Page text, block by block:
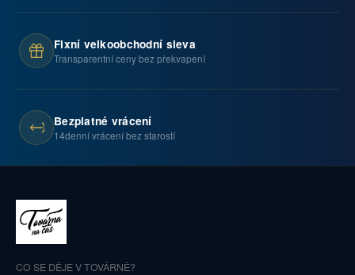
Fixní velkoobchodní sleva
Transparentní ceny bez překvapení
Bezplatné vrácení
14denní vrácení bez starostí
CO SE DĚJE V TOVÁRNĚ?